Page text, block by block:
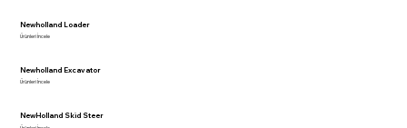
Newholland Loader
Ürünleri İncele
Newholland Excavator
Ürünleri İncele
NewHolland Skid Steer